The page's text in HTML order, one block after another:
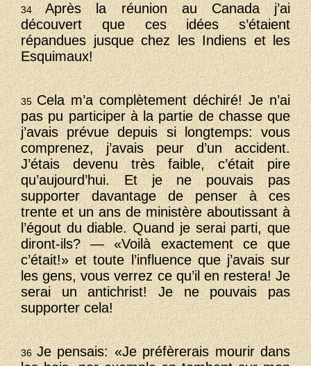
34Après la réunion au Canada j’ai
découvert que ces idées s’étaient
répandues jusque chez les Indiens et les
Esquimaux!
35Cela m’a complètement déchiré! Je n’ai
pas pu participer à la partie de chasse que
j’avais prévue depuis si longtemps: vous
comprenez, j’avais peur d’un accident.
J’étais devenu très faible, c’était pire
qu’aujourd’hui. Et je ne pouvais pas
supporter davantage de penser à ces
trente et un ans de ministère aboutissant à
l’égout du diable. Quand je serai parti, que
diront-ils? — «Voilà exactement ce que
c’était!» et toute l’influence que j’avais sur
les gens, vous verrez ce qu’il en restera! Je
serai un antichrist! Je ne pouvais pas
supporter cela!
36Je pensais: «Je préfèrerais mourir dans